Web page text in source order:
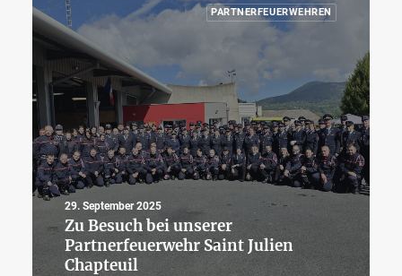
PARTNERFEUERWEHREN NEUIGKEITEN
19. September 2025
Große Abordnung der Freiw
Feuerwehr Memmingen beim 150-
jährigen Jubiläum der Freiw.
Feuerwehr Husum